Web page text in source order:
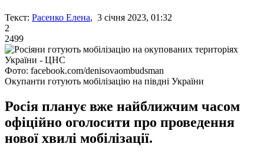
Текст: Расенко Елена, 3 січня 2023, 01:32
2
2499
Фото: facebook.com/denisovaombudsman
Окупанти готують мобілізацію на півдні України
Росія планує вже найближчим часом
офіційно оголосити про проведення
нової хвилі мобілізації.